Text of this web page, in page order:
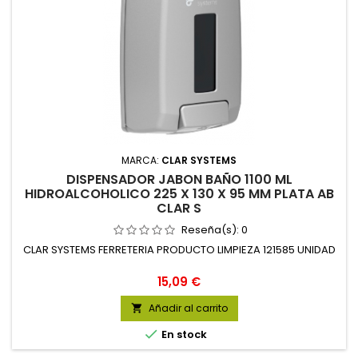
MARCA: CLAR SYSTEMS
DISPENSADOR JABON BAÑO 1100 ML
HIDROALCOHOLICO 225 X 130 X 95 MM PLATA AB
CLAR S
Reseña(s): 0
CLAR SYSTEMS FERRETERIA PRODUCTO LIMPIEZA 121585 UNIDAD
Precio
15,09 €
 Añadir al carrito
 En stock